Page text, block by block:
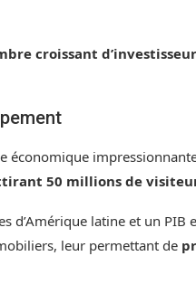
croissant
économique
50 millions de
d’Amérique latine et un
leur permettant de